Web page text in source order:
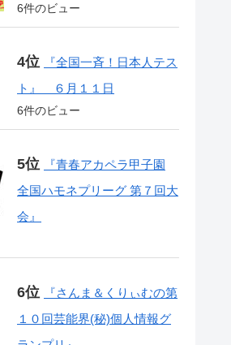
6件のビュー
『全国一斉！日本人テス
ト』 ６月１１日
6件のビュー
『青春アカペラ甲子園
全国ハモネプリーグ 第７回大
会』
『さんま＆くりぃむの第
１０回芸能界(秘)個人情報グ